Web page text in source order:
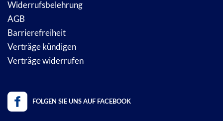
Widerrufsbelehrung
AGB
Barrierefreiheit
Verträge kündigen
Verträge widerrufen
FOLGEN SIE UNS AUF FACEBOOK